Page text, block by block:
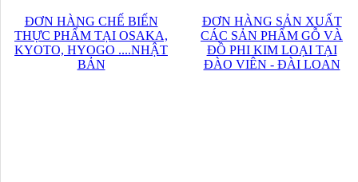
ĐƠN HÀNG CHẾ BIẾN
THỰC PHẨM TẠI OSAKA,
KYOTO, HYOGO ....NHẬT
BẢN
ĐƠN HÀNG SẢN XUẤT
CÁC SẢN PHẨM GỖ VÀ
ĐỒ PHI KIM LOẠI TẠI
ĐÀO VIÊN - ĐÀI LOAN